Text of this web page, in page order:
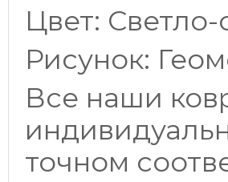
Цвет:
Рисунок:
Все наши
точном